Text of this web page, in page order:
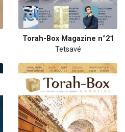
Torah-Box Magazine n°21
Tetsavé